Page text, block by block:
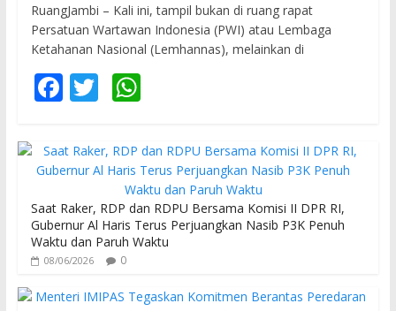
RuangJambi – Kali ini, tampil bukan di ruang rapat
Persatuan Wartawan Indonesia (PWI) atau Lembaga
Ketahanan Nasional (Lemhannas), melainkan di
F
e
b
o
o
k
T
itt
er
W
at
s
A
p
p
Saat Raker, RDP dan RDPU Bersama Komisi II DPR RI,
Gubernur Al Haris Terus Perjuangkan Nasib P3K Penuh
Waktu dan Paruh Waktu
08/06/2026 0